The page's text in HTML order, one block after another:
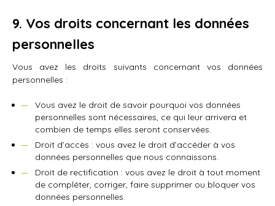
9. Vos droits concernant les données
personnelles
Vous avez les droits suivants concernant vos données
personnelles :
Vous avez le droit de savoir pourquoi vos données
personnelles sont nécessaires, ce qui leur arrivera et
combien de temps elles seront conservées.
Droit d’accès : vous avez le droit d’accéder à vos
données personnelles que nous connaissons.
Droit de rectification : vous avez le droit à tout moment
de compléter, corriger, faire supprimer ou bloquer vos
données personnelles.